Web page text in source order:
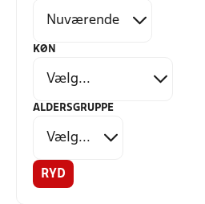
KØN
ALDERSGRUPPE
RYD